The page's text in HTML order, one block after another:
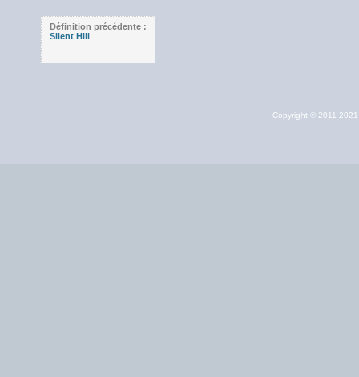
Définition précédente :
Silent Hill
Copyright © 2011-